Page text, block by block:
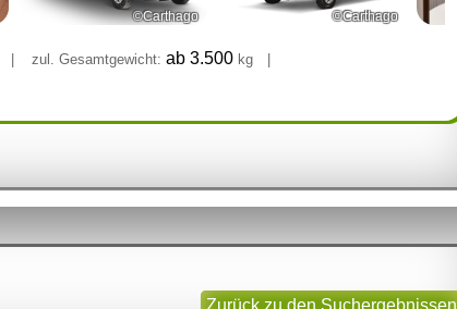
©Carthago ©Carthago
zul. Gesamtgewicht: ab 3.500 kg
Zurück zu den Suchergebnissen